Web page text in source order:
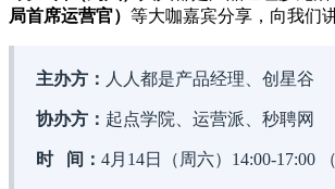
局首席运营官） 等大咖嘉宾分享，向我们
主办方： 人人都是产品经理、创星谷
协办方： 起点学院、运营派、秒聘网
时 间： 4月14日（周六）14:00-17:00